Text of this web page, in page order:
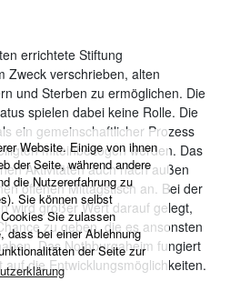
Website. Einige von ihnen
der Seite, während andere
die Nutzererfahrung zu
Sie können selbst
Sie zulassen
dass bei einer Ablehnung
der Seite zur
errichtete Stiftung
Zweck verschrieben, alten
und Sterben zu ermöglichen. Die
spielen dabei keine Rolle. Die
ein gemeinschaftlicher Prozess
miteinbezogen werden. Das
Aktivitäten auch nach außen
offenen Mittagstisch an. Bei der
wird großer Wert darauf gelegt,
zu geben, die es ansonsten
Das Nothburgaheim fungiert
die Entwicklungsmöglichkeiten.